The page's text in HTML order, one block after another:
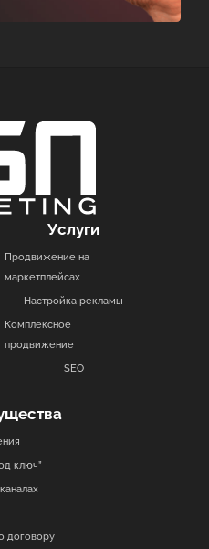
Услуги
Продвижение на
маркетплейсах
Настройка рекламы
Комплексное
продвижение
SEO
ключ”
договору